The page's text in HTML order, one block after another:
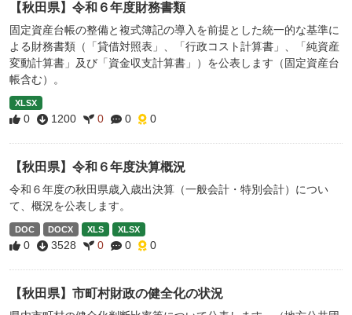
【秋田県】令和６年度財務書類
固定資産台帳の整備と複式簿記の導入を前提とした統一的な基準に
よる財務書類（「貸借対照表」、「行政コスト計算書」、「純資産
変動計算書」及び「資金収支計算書」）を公表します（固定資産台
帳含む）。
XLSX
0 1200 0 0 0
【秋田県】令和６年度決算概況
令和６年度の秋田県歳入歳出決算（一般会計・特別会計）につい
て、概況を公表します。
DOC DOCX XLS XLSX
0 3528 0 0 0
【秋田県】市町村財政の健全化の状況